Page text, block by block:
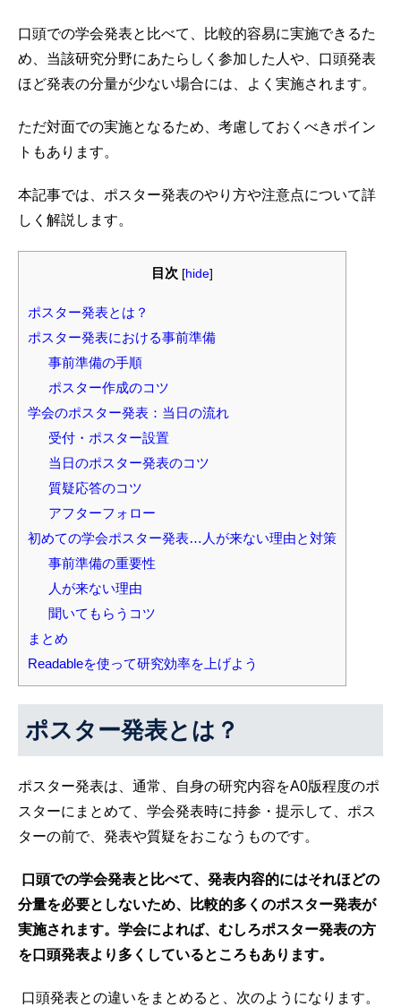
口頭での学会発表と比べて、比較的容易に実施できるた
め、当該研究分野にあたらしく参加した人や、口頭発表
ほど発表の分量が少ない場合には、よく実施されます。
ただ対面での実施となるため、考慮しておくべきポイン
トもあります。
本記事では、ポスター発表のやり方や注意点について詳
しく解説します。
目次 [hide]
ポスター発表とは？
ポスター発表における事前準備
事前準備の手順
ポスター作成のコツ
学会のポスター発表：当日の流れ
受付・ポスター設置
当日のポスター発表のコツ
質疑応答のコツ
アフターフォロー
初めての学会ポスター発表…人が来ない理由と対策
事前準備の重要性
人が来ない理由
聞いてもらうコツ
まとめ
Readableを使って研究効率を上げよう
ポスター発表とは？
ポスター発表は、通常、自身の研究内容をA0版程度のポ
スターにまとめて、学会発表時に持参・提示して、ポス
ターの前で、発表や質疑をおこなうものです。
口頭での学会発表と比べて、発表内容的にはそれほどの
分量を必要としないため、比較的多くのポスター発表が
実施されます。学会によれば、むしろポスター発表の方
を口頭発表より多くしているところもあります。
口頭発表との違いをまとめると、次のようになります。